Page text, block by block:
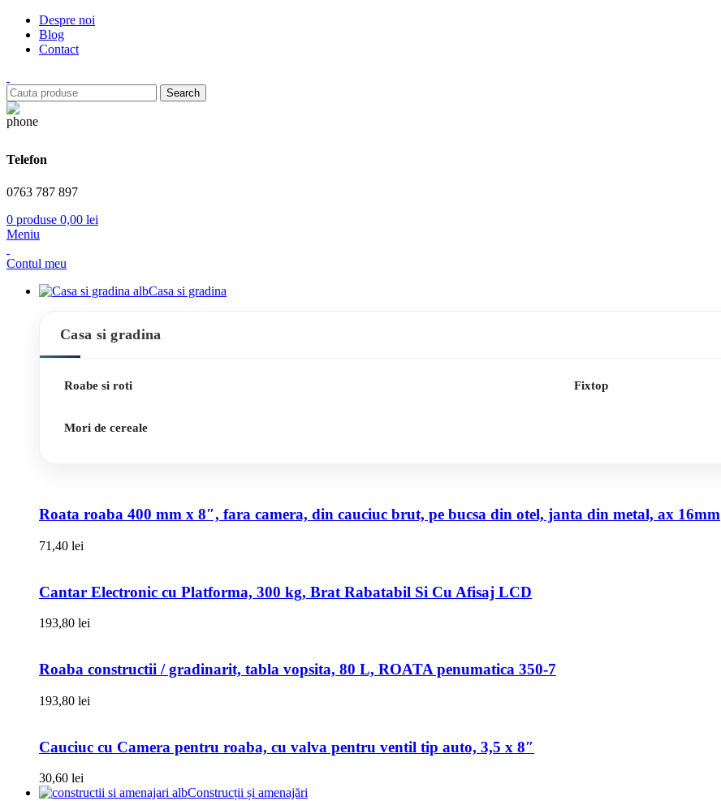
Despre noi
Blog
Contact
Search
Telefon
0763 787 897
0 produse 0,00 lei
Meniu
Contul meu
Casa si gradina
Casa si gradina
Roabe si roti
Mori de cereale
Fixtop
Roata roaba 400 mm x 8″, fara camera, din cauciuc brut, pe bucsa din otel, janta din metal, ax 16mm
71,40 lei
Cantar Electronic cu Platforma, 300 kg, Brat Rabatabil Si Cu Afisaj LCD
193,80 lei
Roaba constructii / gradinarit, tabla vopsita, 80 L, ROATA penumatica 350-7
193,80 lei
Cauciuc cu Camera pentru roaba, cu valva pentru ventil tip auto, 3,5 x 8″
30,60 lei
Construcții și amenajări